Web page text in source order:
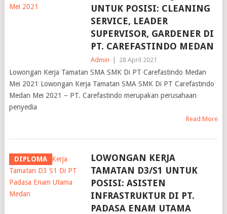
UNTUK POSISI: CLEANING
SERVICE, LEADER
SUPERVISOR, GARDENER DI
PT. CAREFASTINDO MEDAN
Admin 28 April 2021
Lowongan Kerja Tamatan SMA SMK Di PT Carefastindo Medan
Mei 2021 Lowongan Kerja Tamatan SMA SMK Di PT Carefastindo
Medan Mei 2021 – PT. Carefastindo merupakan perusahaan
penyedia
Read More
DIPLOMA
LOWONGAN KERJA
TAMATAN D3/S1 UNTUK
POSISI: ASISTEN
INFRASTRUKTUR DI PT.
PADASA ENAM UTAMA